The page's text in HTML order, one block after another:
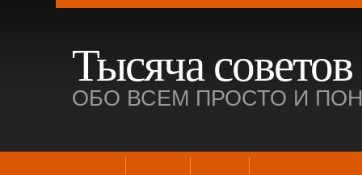
Тысяча советов
ОБО ВСЕМ ПРОСТО И